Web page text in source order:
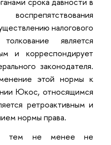
налогового
является
и корреспондирует
законодателя.
этой нормы к
Юкос, относящимся
ретроактивным и
нормы права.
тем не менее не